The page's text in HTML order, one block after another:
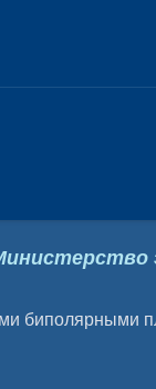
биполярными